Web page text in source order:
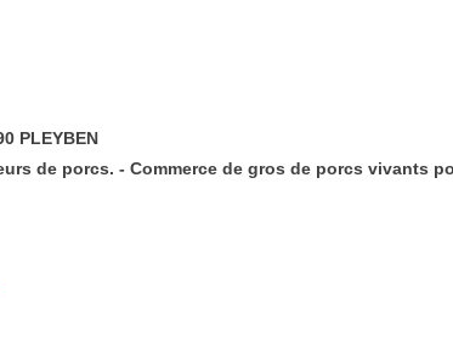
PLEYBEN
de porcs. - Commerce de gros de porcs vivants